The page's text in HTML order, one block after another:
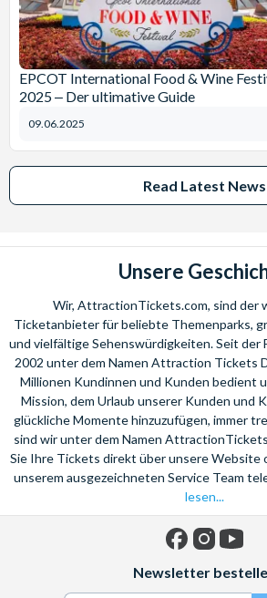
EPCOT International Food & Wine
2025 ‒ Der ultimative Guide
09.06.2025
Read Latest News
Unsere
Wir, AttractionTickets.com, sind
Ticketanbieter für beliebte Themenparks,
und vielfältige Sehenswürdigkeiten. Seit der
2002 unter dem Namen Attraction Tickets
Millionen Kundinnen und Kunden bedient
Mission, dem Urlaub unserer Kunden und
glückliche Momente hinzuzufügen, immer
sind wir unter dem Namen
Sie Ihre Tickets direkt über unsere Website
unserem ausgezeichneten Service Team
lesen...
Newsletter